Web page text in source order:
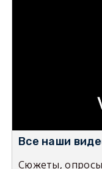
Все наши
Сюжеты,